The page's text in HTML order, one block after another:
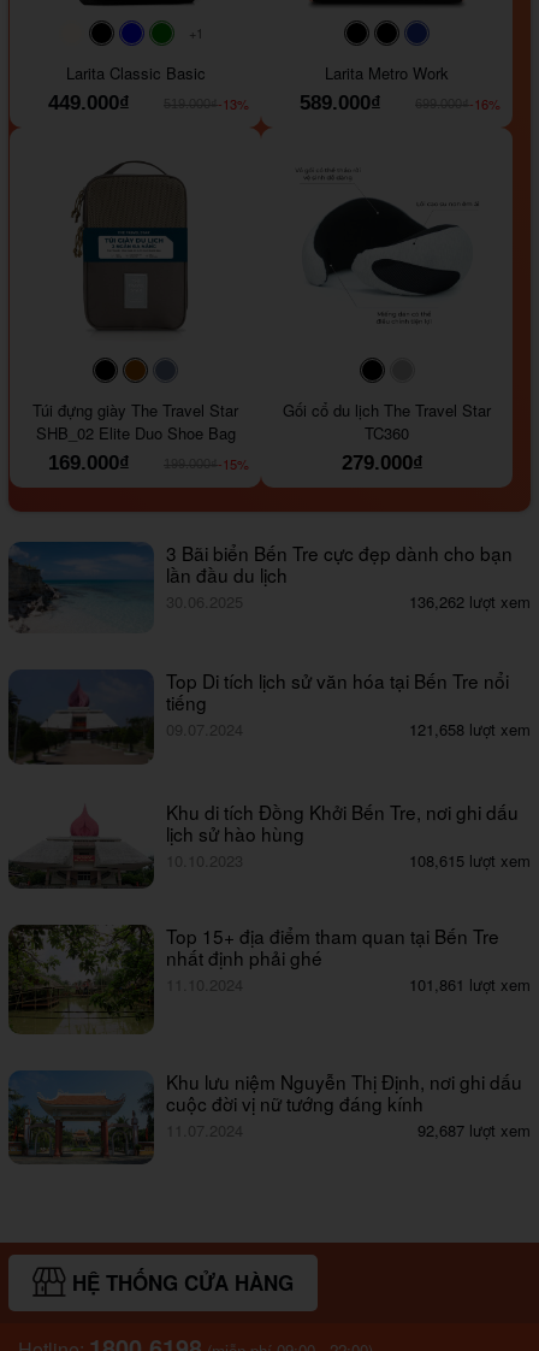
#faf0e6
#000000#0000FF#008000
+1
Larita Classic Basic
449.000₫
-13%
#000000#000000
Larita Metro Work
589.000₫
-16%
#000000#964B00
Túi đựng giày The Travel Star
SHB_02 Elite Duo Shoe Bag
169.000₫
-15%
#000000
Gối cổ du lịch The Travel Star
TC360
279.000₫
3 Bãi biển Bến Tre cực đẹp dành cho bạn
lần đầu du lịch
30.06.2025 136,262 lượt xem
Top Di tích lịch sử văn hóa tại Bến Tre nổi
tiếng
09.07.2024 121,658 lượt xem
Khu di tích Đồng Khởi Bến Tre, nơi ghi dấu
lịch sử hào hùng
10.10.2023 108,615 lượt xem
Top 15+ địa điểm tham quan tại Bến Tre
nhất định phải ghé
11.10.2024 101,861 lượt xem
Khu lưu niệm Nguyễn Thị Định, nơi ghi dấu
cuộc đời vị nữ tướng đáng kính
11.07.2024 92,687 lượt xem
HỆ THỐNG CỬA HÀNG